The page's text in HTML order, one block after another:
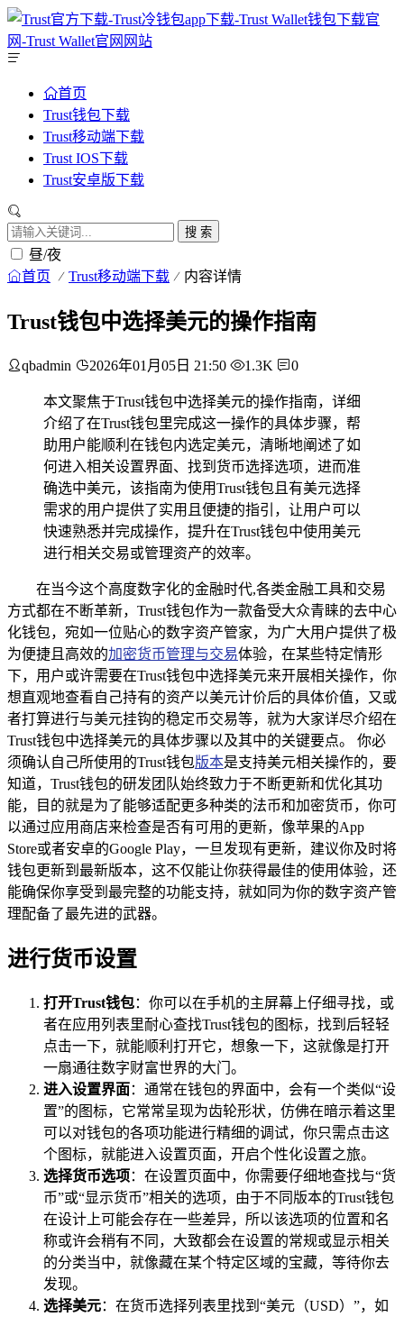
首页
Trust钱包下载
Trust移动端下载
Trust IOS下载
Trust安卓版下载
搜 索
昼/夜
首页 Trust移动端下载 内容详情
Trust钱包中选择美元的操作指南
qbadmin 2026年01月05日 21:50 1.3K 0
本文聚焦于Trust钱包中选择美元的操作指南，详细
介绍了在Trust钱包里完成这一操作的具体步骤，帮
助用户能顺利在钱包内选定美元，清晰地阐述了如
何进入相关设置界面、找到货币选择选项，进而准
确选中美元，该指南为使用Trust钱包且有美元选择
需求的用户提供了实用且便捷的指引，让用户可以
快速熟悉并完成操作，提升在Trust钱包中使用美元
进行相关交易或管理资产的效率。
在当今这个高度数字化的金融时代,各类金融工具和交易
方式都在不断革新，Trust钱包作为一款备受大众青睐的去中心
化钱包，宛如一位贴心的数字资产管家，为广大用户提供了极
为便捷且高效的加密货币管理与交易体验，在某些特定情形
下，用户或许需要在Trust钱包中选择美元来开展相关操作，你
想直观地查看自己持有的资产以美元计价后的具体价值，又或
者打算进行与美元挂钩的稳定币交易等，就为大家详尽介绍在
Trust钱包中选择美元的具体步骤以及其中的关键要点。 你必
须确认自己所使用的Trust钱包版本是支持美元相关操作的，要
知道，Trust钱包的研发团队始终致力于不断更新和优化其功
能，目的就是为了能够适配更多种类的法币和加密货币，你可
以通过应用商店来检查是否有可用的更新，像苹果的App
Store或者安卓的Google Play，一旦发现有更新，建议你及时将
钱包更新到最新版本，这不仅能让你获得最佳的使用体验，还
能确保你享受到最完整的功能支持，就如同为你的数字资产管
理配备了最先进的武器。
进行货币设置
打开Trust钱包：你可以在手机的主屏幕上仔细寻找，或
者在应用列表里耐心查找Trust钱包的图标，找到后轻轻
点击一下，就能顺利打开它，想象一下，这就像是打开
一扇通往数字财富世界的大门。
进入设置界面：通常在钱包的界面中，会有一个类似“设
置”的图标，它常常呈现为齿轮形状，仿佛在暗示着这里
可以对钱包的各项功能进行精细的调试，你只需点击这
个图标，就能进入设置页面，开启个性化设置之旅。
选择货币选项 ：在设置页面中，你需要仔细地查找与“货
币”或“显示货币”相关的选项，由于不同版本的Trust钱包
在设计上可能会存在一些差异，所以该选项的位置和名
称或许会稍有不同，大致都会在设置的常规或显示相关
的分类当中，就像藏在某个特定区域的宝藏，等待你去
发现。
选择美元：在货币选择列表里找到“美元（USD）”，如